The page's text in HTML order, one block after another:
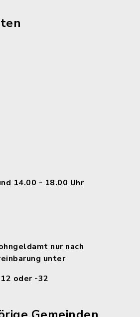
14.00 - 18.00 Uhr
nur nach
unter
oder -32